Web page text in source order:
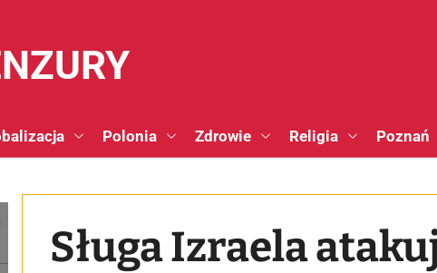
Polonia Zdrowie Religia Poznań
Sługa Izraela